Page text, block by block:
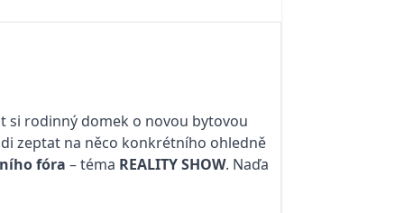
si rodinný domek o novou bytovou
zeptat na něco konkrétního ohledně
fóra – téma REALITY SHOW. Naďa